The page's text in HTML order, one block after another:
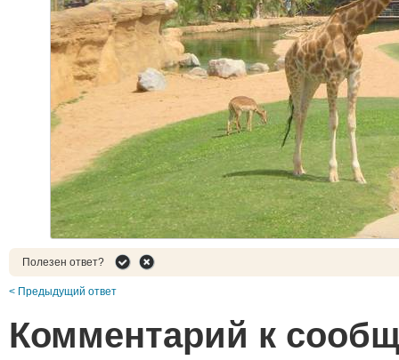
Полезен ответ?
< Предыдущий ответ
Комментарий к